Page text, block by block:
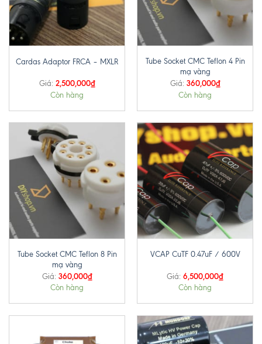
Cardas Adaptor FRCA – MXLR
Giá: 2,500,000₫
Còn hàng
Tube Socket CMC Teflon 4 Pin
mạ vàng
Giá: 360,000₫
Còn hàng
Tube Socket CMC Teflon 8 Pin
mạ vàng
Giá: 360,000₫
Còn hàng
VCAP CuTF 0.47uF / 600V
Giá: 6,500,000₫
Còn hàng